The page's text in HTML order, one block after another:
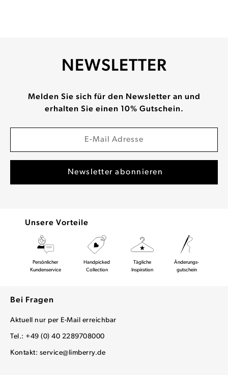
NEWSLETTER
Melden Sie sich für den Newsletter an und
erhalten Sie einen 10% Gutschein.
Unsere Vorteile
Persönlicher
Kundenservice
Handpicked
Collection
Tägliche
Inspiration
Änderungs-
gutschein
Bei Fragen
Aktuell nur per E-Mail erreichbar
Tel.: +49 (0) 40 2289708000
Kontakt: service@limberry.de